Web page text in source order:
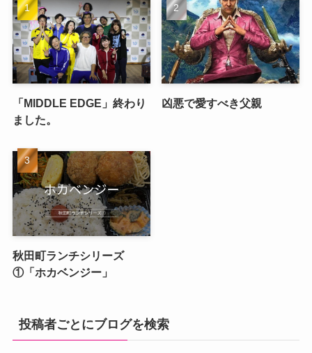
「MIDDLE EDGE」終わり
ました。
凶悪で愛すべき父親
秋田町ランチシリーズ
①「ホカベンジー」
投稿者ごとにブログを検索